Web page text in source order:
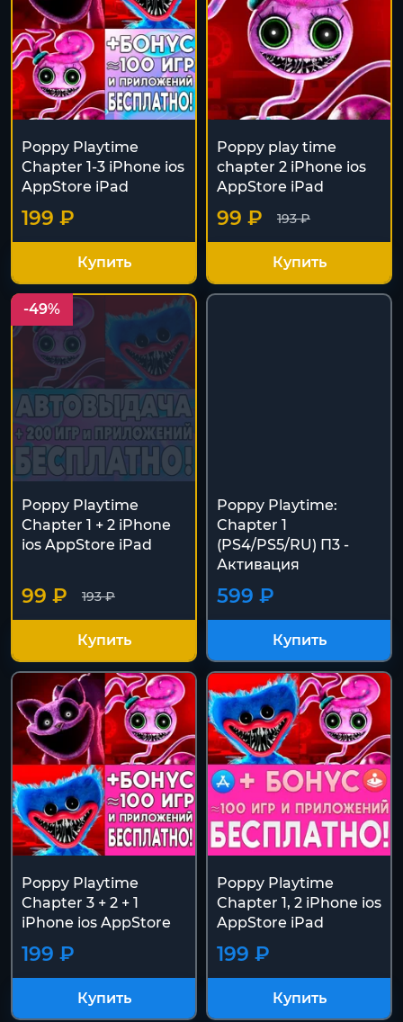
Poppy Playtime
Chapter 1-3 iPhone ios
AppStore iPad
199 ₽
Купить
Poppy play time
chapter 2 iPhone ios
AppStore iPad
193 ₽
99 ₽
Купить
-49%
Poppy Playtime
Chapter 1 + 2 iPhone
ios AppStore iPad
193 ₽
99 ₽
Купить
Poppy Playtime:
Chapter 1
(PS4/PS5/RU) П3 -
Активация
599 ₽
Купить
Poppy Playtime
Chapter 3 + 2 + 1
iPhone ios AppStore
199 ₽
Купить
Poppy Playtime
Chapter 1, 2 iPhone ios
AppStore iPad
199 ₽
Купить